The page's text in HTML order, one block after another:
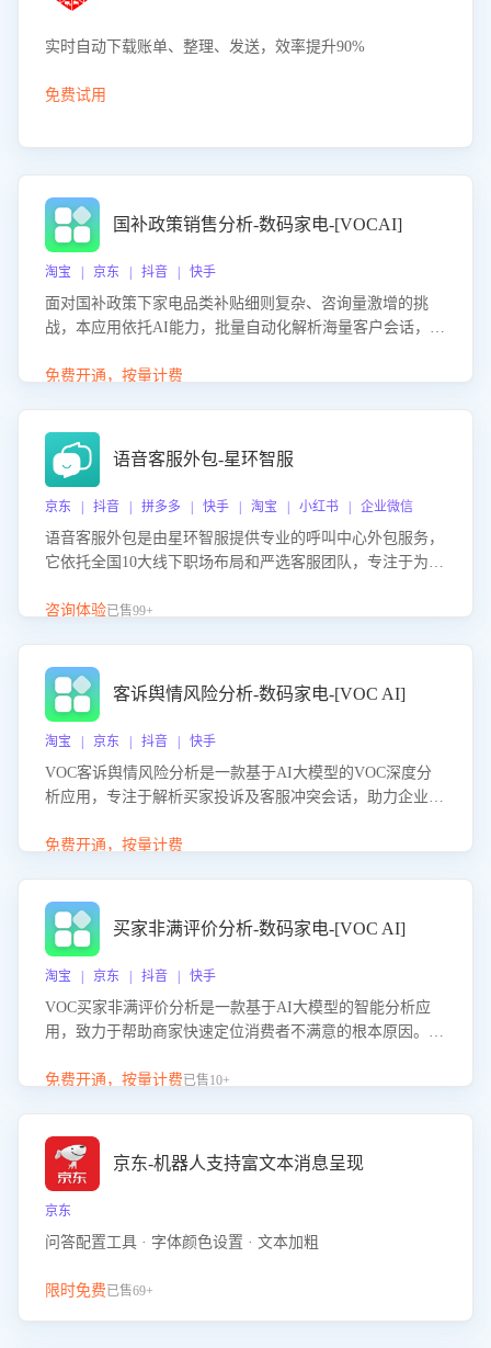
实时自动下载账单、整理、发送，效率提升90%
免费试用
国补政策销售分析-数码家电-[VOCAI]
淘宝 | 京东 | 抖音 | 快手
面对国补政策下家电品类补贴细则复杂、咨询量激增的挑
战，本应用依托AI能力，批量自动化解析海量客户会话，精
购买意向，深度洞察决策动因。同时全面评估客服团队政策
度、客服转化能力及销售业绩。
免费开通，按量计费
语音客服外包-星环智服
京东 | 抖音 | 拼多多 | 快手 | 淘宝 | 小红书 | 企业微信
语音客服外包是由星环智服提供专业的呼叫中心外包服务，
它依托全国10大线下职场布局和严选客服团队，专注于为企
客服团队和智能工具提升语音客服服务效率和质量，帮助企
咨询体验已售99+
客诉舆情风险分析-数码家电-[VOC AI]
淘宝 | 京东 | 抖音 | 快手
VOC客诉舆情风险分析是一款基于AI大模型的VOC深度分
析应用，专注于解析买家投诉及客服冲突会话，助力企业精
别客户情绪、归因争议根源，并客观评估客服应对合理性与
能力，阻断差评扩散，维护品牌声誉，实现客户满意度的持
续提升。
免费开通，按量计费
买家非满评价分析-数码家电-[VOC AI]
淘宝 | 京东 | 抖音 | 快手
VOC买家非满评价分析是一款基于AI大模型的智能分析应
用，致力于帮助商家快速定位消费者不满意的根本原因。该
客服原因或其它部门原因，明确责任归属，提供可落地的改
改，有效提升客户满意度和店铺整体服务质量。
免费开通，按量计费已售10+
京东-机器人支持富文本消息呈现
京东
问答配置工具 · 字体颜色设置 · 文本加粗
限时免费已售69+